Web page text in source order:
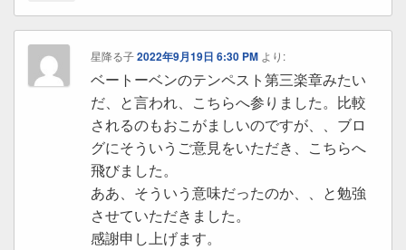
星降る子 2022年9月19日 6:30 PM より:
ベートーベンのテンペスト第三楽章みたい
だ、と言われ、こちらへ参りました。比較
されるのもおこがましいのですが、、ブロ
グにそういうご意見をいただき、こちらへ
飛びました。
ああ、そういう意味だったのか、、と勉強
させていただきました。
感謝申し上げます。